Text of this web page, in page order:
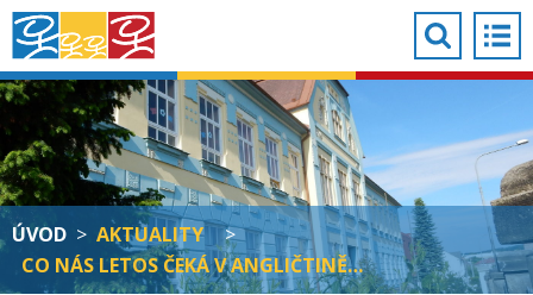
ÚVOD > AKTUALITY
>
CO NÁS LETOS ČEKÁ V ANGLIČTINĚ…